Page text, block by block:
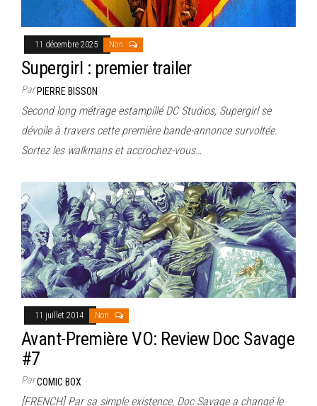
11 décembre 2025 Non
Supergirl : premier trailer
ParPIERRE BISSON
Second long métrage estampillé DC Studios, Supergirl se
dévoile à travers cette première bande-annonce survoltée.
Sortez les walkmans et accrochez-vous…
11 juillet 2014 Non
Avant-Première VO: Review Doc Savage
#7
ParCOMIC BOX
[FRENCH] Par sa simple existence, Doc Savage a changé le